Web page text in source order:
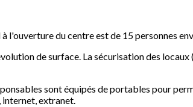
l'ouverture du centre est de 15 personnes
de surface. La sécurisation des locaux
sont équipés de portables pour
internet, extranet.